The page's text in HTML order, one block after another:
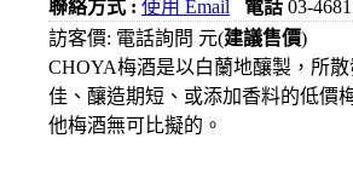
聯絡方式 : 使用 Email 電話 03-
訪客價: 電話詢問 元(建議售價)
CHOYA梅酒是以白蘭地釀製，所
佳、釀造期短、或添加香料的低價
他梅酒無可比擬的。